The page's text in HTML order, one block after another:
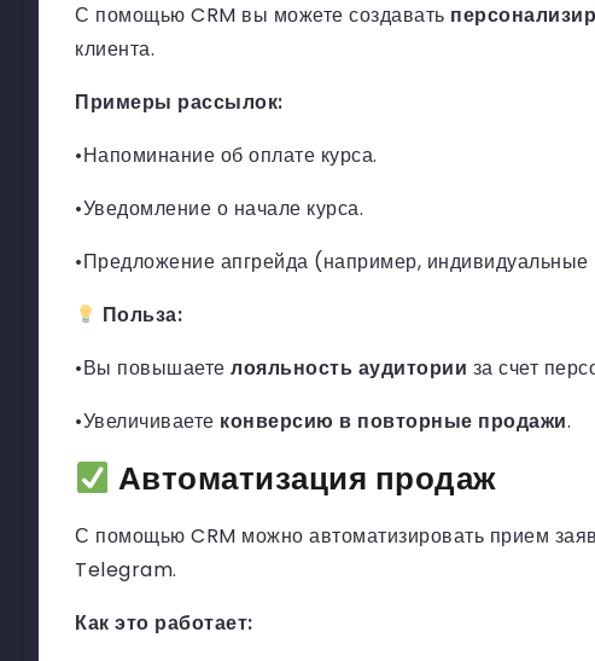
С помощью CRM вы можете создавать
клиента.
Примеры рассылок:
•Напоминание об оплате курса.
•Уведомление о начале курса.
•Предложение апгрейда (например, индивидуальные
Польза:
•Вы повышаете лояльность аудитории за счет
•Увеличиваете конверсию в повторные продажи.
Автоматизация продаж
С помощью CRM можно автоматизировать прием
Telegram.
Как это работает: